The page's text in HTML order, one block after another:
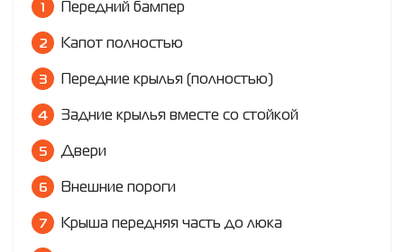
Передний бампер
Капот полностью
Передние крылья (полностью)
Задние крылья вместе со стойкой
Двери
Внешние пороги
Крыша передняя часть до люка